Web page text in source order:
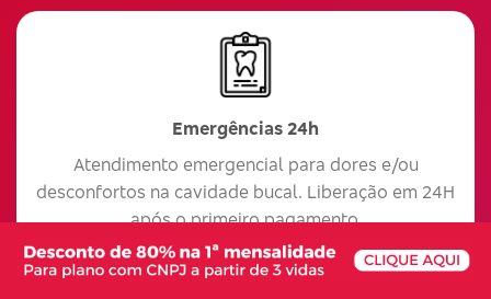
Emergências 24h
Atendimento emergencial para dores e/ou
desconfortos na cavidade bucal. Liberação em 24H
após o primeiro pagamento.